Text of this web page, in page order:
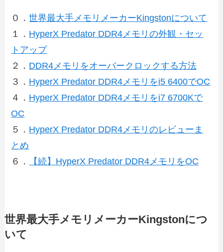
０．世界最大手メモリメーカーKingstonについて
１． HyperX Predator DDR4メモリの外観・セッ
トアップ
２． DDR4メモリをオーバークロックする方法
３． HyperX Predator DDR4メモリをi5 6400でOC
４． HyperX Predator DDR4メモリをi7 6700Kで
OC
５． HyperX Predator DDR4メモリのレビューま
とめ
６．
【続】HyperX Predator DDR4メモリをOC
世界最大手メモリメーカーKingstonにつ
いて